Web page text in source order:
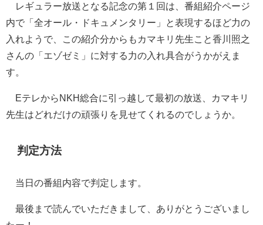
レギュラー放送となる記念の第１回は、番組紹介ページ
内で「全オール・ドキュメンタリー」と表現するほど力の
入れようで、この紹介分からもカマキリ先生こと香川照之
さんの「エゾゼミ」に対する力の入れ具合がうかがえま
す。
EテレからNKH総合に引っ越して最初の放送、カマキリ
先生はどれだけの頑張りを見せてくれるのでしょうか。
判定方法
当日の番組内容で判定します。
最後まで読んでいただきまして、ありがとうございまし